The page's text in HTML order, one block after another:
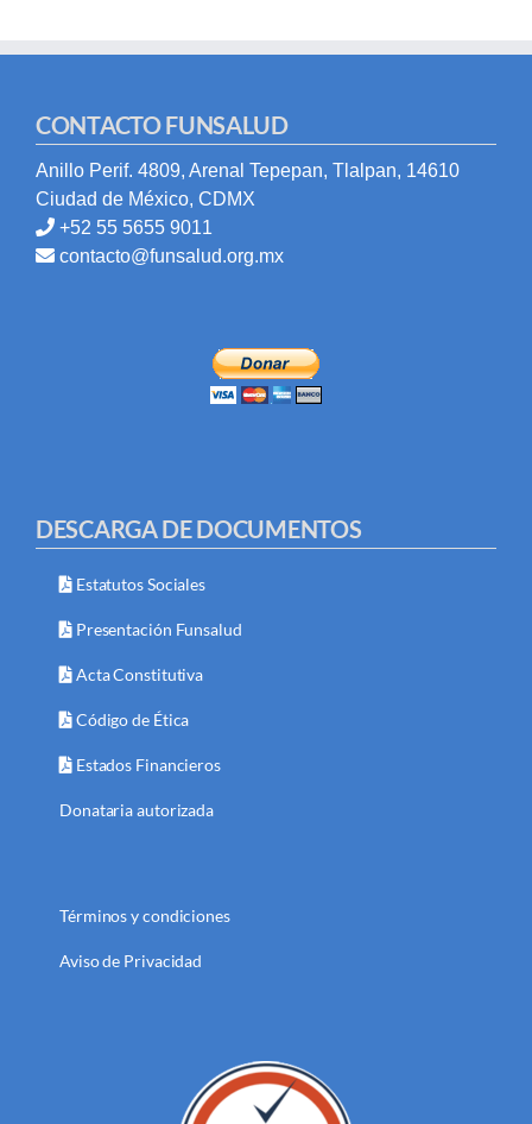
CONTACTO FUNSALUD
Anillo Perif. 4809, Arenal Tepepan, Tlalpan, 14610
Ciudad de México, CDMX
+52 55 5655 9011
contacto@funsalud.org.mx
DESCARGA DE DOCUMENTOS
Estatutos Sociales
Presentación Funsalud
Acta Constitutiva
Código de Ética
Estados Financieros
Donataria autorizada
Términos y condiciones
Aviso de Privacidad